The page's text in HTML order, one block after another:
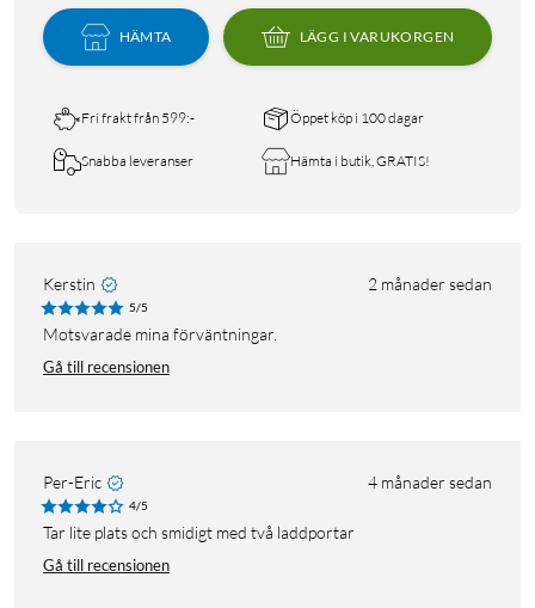
HÄMTA LÄGG I VARUKORGEN
Fri frakt från 599:- Öppet köp i 100 dagar
Snabba leveranser Hämta i butik, GRATIS!
Kerstin 2 månader sedan
5/5
Motsvarade mina förväntningar.
Gå till recensionen
Per-Eric 4 månader sedan
4/5
Tar lite plats och smidigt med två laddportar
Gå till recensionen